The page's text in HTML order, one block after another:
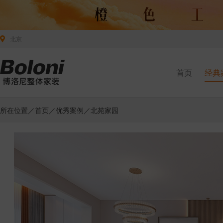
首页 经典
所在位置／首页 ／优秀案例 ／北苑家园